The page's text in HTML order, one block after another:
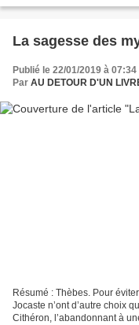
La sagesse des
Publié le 22/01/2019 à 07:34
Par AU DETOUR D'UN
Résumé : Thèbes. Pour
Jocaste n’ont d’autre choix
Cithéron, l’abandonnant à